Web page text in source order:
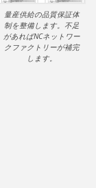
量産供給の品質保証体
制を整備します。不足
があればNCネットワー
クファクトリーが補完
します。